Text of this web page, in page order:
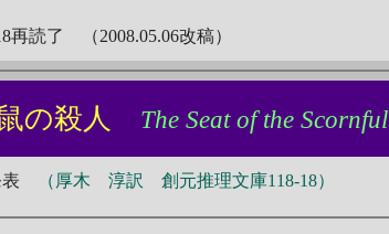
再読了 （2008.05.06改稿）
の殺人 The Seat of the Scornful
表 （厚木 淳訳 創元推理文庫118-18）